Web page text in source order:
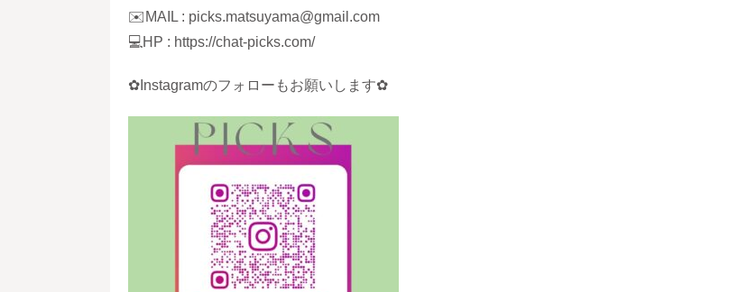
✉️MAIL : picks.matsuyama@gmail.com
💻HP : https://chat-picks.com/
✿Instagramのフォローもお願いします✿